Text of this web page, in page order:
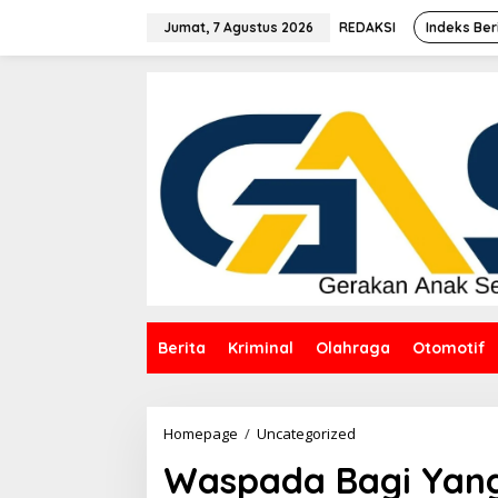
Jumat, 7 Agustus 2026 REDAKSI Indeks
Berita Kriminal Olahraga Otomotif
Homepage / Uncategorized
Yang
Tidak
Waspada Bagi